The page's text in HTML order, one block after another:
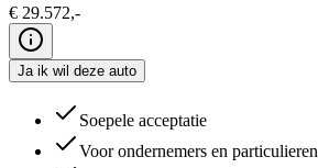
€ 29.572,-
Ja ik wil deze auto
Soepele acceptatie
Voor ondernemers en particulieren